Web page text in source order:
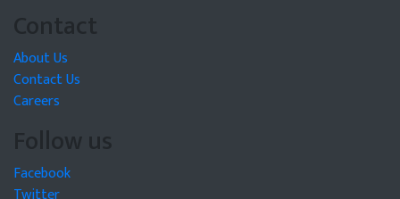
Contact
About Us
Contact Us
Careers
Follow us
Facebook